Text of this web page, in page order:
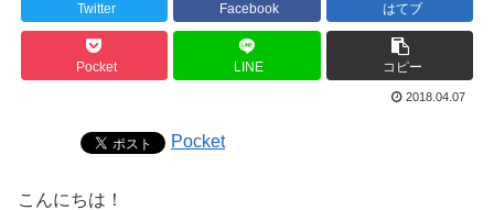
Twitter Facebook はてブ
Pocket LINE コピー
2018.04.07
Pocket
こんにちは！